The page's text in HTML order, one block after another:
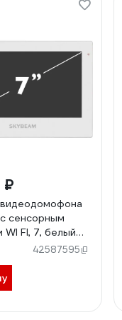
₽
сенсорным
WI FI, 7, белый
42587595